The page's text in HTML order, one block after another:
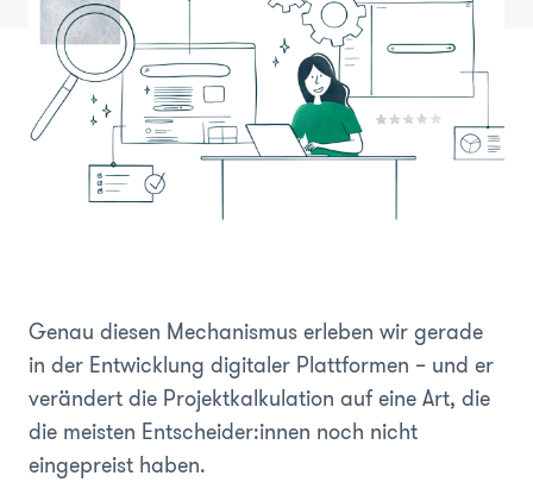
Genau diesen Mechanismus erleben wir gerade
in der Entwicklung digitaler Plattformen – und er
verändert die Projektkalkulation auf eine Art, die
die meisten Entscheider:innen noch nicht
eingepreist haben.